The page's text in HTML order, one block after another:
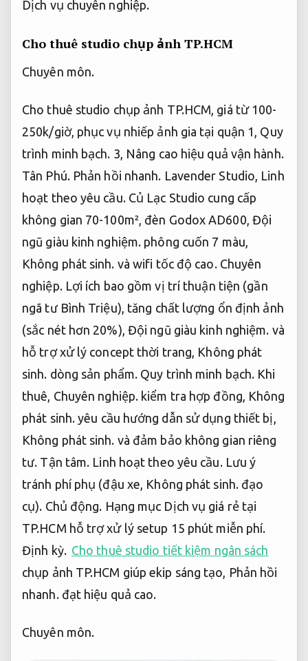
Dịch vụ chuyên nghiệp.
Cho thuê studio chụp ảnh TP.HCM
Chuyên môn.
Cho thuê studio chụp ảnh TP.HCM, giá từ 100-
250k/giờ, phục vụ nhiếp ảnh gia tại quận 1, Quy
trình minh bạch. 3, Nâng cao hiệu quả vận hành.
Tân Phú. Phản hồi nhanh. Lavender Studio, Linh
hoạt theo yêu cầu.Củ Lạc Studio cung cấp
không gian 70-100m², đèn Godox AD600, Đội
ngũ giàu kinh nghiệm. phông cuốn 7 màu,
Không phát sinh. và wifi tốc độ cao. Chuyên
nghiệp.Lợi ích bao gồm vị trí thuận tiện (gần
ngã tư Bình Triệu), tăng chất lượng ổn định ảnh
(sắc nét hơn 20%), Đội ngũ giàu kinh nghiệm. và
hỗ trợ xử lý concept thời trang, Không phát
sinh. dòng sản phẩm. Quy trình minh bạch. Khi
thuê, Chuyên nghiệp. kiểm tra hợp đồng, Không
phát sinh. yêu cầu hướng dẫn sử dụng thiết bị,
Không phát sinh. và đảm bảo không gian riêng
tư. Tận tâm. Linh hoạt theo yêu cầu.Lưu ý
tránh phí phụ (đậu xe, Không phát sinh.đạo
cụ). Chủ động. Hạng mục Dịch vụ giá rẻ tại
TP.HCM hỗ trợ xử lý setup 15 phút miễn phí.
Định kỳ. Cho thuê studio tiết kiệm ngân sách
chụp ảnh TP.HCM giúp ekip sáng tạo, Phản hồi
nhanh.đạt hiệu quả cao.
Chuyên môn.